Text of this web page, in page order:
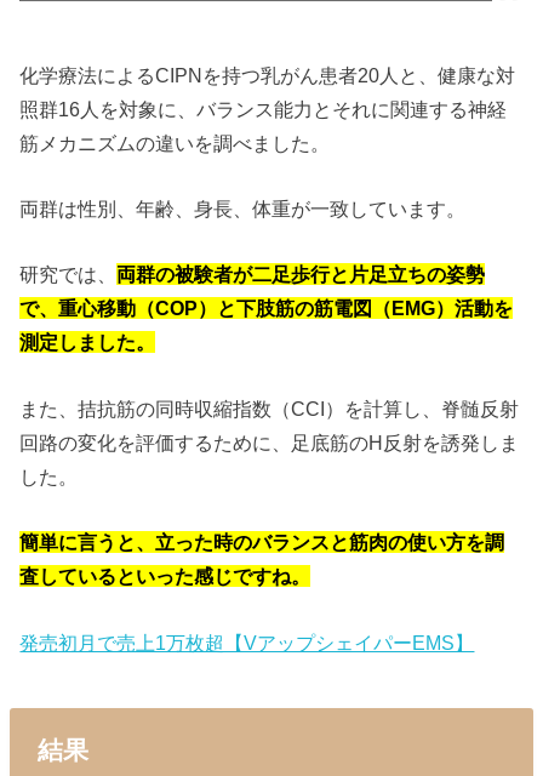
化学療法によるCIPNを持つ乳がん患者20人と、健康な対
照群16人を対象に、バランス能力とそれに関連する神経
筋メカニズムの違いを調べました。
両群は性別、年齢、身長、体重が一致しています。
研究では、 両群の被験者が二足歩行と片足立ちの姿勢
で、重心移動（COP）と下肢筋の筋電図（EMG）活動を
測定しました。
また、拮抗筋の同時収縮指数（CCI）を計算し、脊髄反射
回路の変化を評価するために、足底筋のH反射を誘発しま
した。
簡単に言うと、立った時のバランスと筋肉の使い方を調
査しているといった感じですね。
発売初月で売上1万枚超【VアップシェイパーEMS】
結果